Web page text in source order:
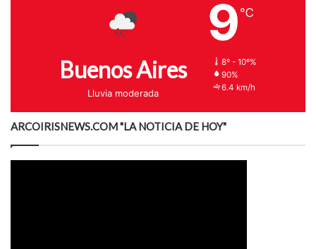
Buenos Aires
Lluvia moderada
9 ℃
8º - 10º%
90%
6.4 km/h
ARCOIRISNEWS.COM "LA NOTICIA DE HOY"